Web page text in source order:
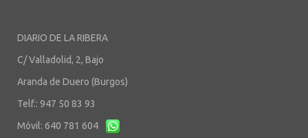
DIARIO DE LA RIBERA
C/ Valladolid, 2, Bajo
Aranda de Duero (Burgos)
Telf.: 947 50 83 93
Móvil: 640 781 604